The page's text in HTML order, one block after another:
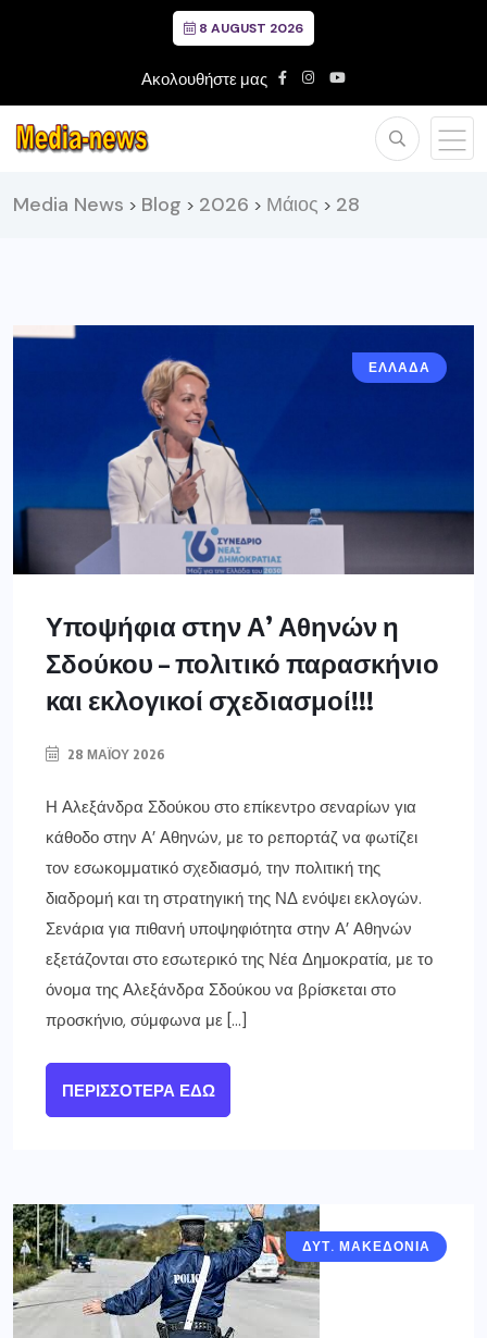
8 AUGUST 2026
Ακολουθήστε μας
Media News > Blog > 2026 > Μάιος > 28
ΕΛΛΑΔΑ
Υποψήφια στην Α’ Αθηνών η
Σδούκου – πολιτικό παρασκήνιο
και εκλογικοί σχεδιασμοί!!!
28 ΜΑΪ́ΟΥ 2026
Η Αλεξάνδρα Σδούκου στο επίκεντρο σεναρίων για
κάθοδο στην Α’ Αθηνών, με το ρεπορτάζ να φωτίζει
τον εσωκομματικό σχεδιασμό, την πολιτική της
διαδρομή και τη στρατηγική της ΝΔ ενόψει εκλογών.
Σενάρια για πιθανή υποψηφιότητα στην Α’ Αθηνών
εξετάζονται στο εσωτερικό της Νέα Δημοκρατία, με το
όνομα της Αλεξάνδρα Σδούκου να βρίσκεται στο
προσκήνιο, σύμφωνα με […]
ΠΕΡΙΣΣΌΤΕΡΑ ΕΔΏ
ΔΥΤ. ΜΑΚΕΔΟΝΙΑ